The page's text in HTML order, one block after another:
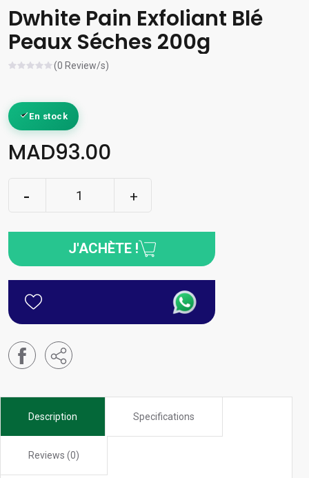
Dwhite Pain Exfoliant Blé
Peaux Séches 200g
(0 Review/s)
En stock
MAD93.00
J'ACHÈTE !
Description Specifications
Reviews (0)